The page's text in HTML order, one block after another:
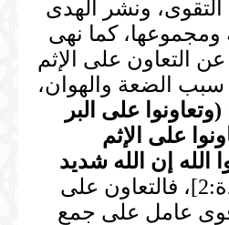
التقوى، ونشر الهدى
ومجموعها، كما نهى
التعاون على الإثم
سبب الضعة والهوان،
(وتعاونوا على البر
على الإثم
الله إن الله شديد
[المائدة:2]، فالتعاون على
أقوى عامل على جمع